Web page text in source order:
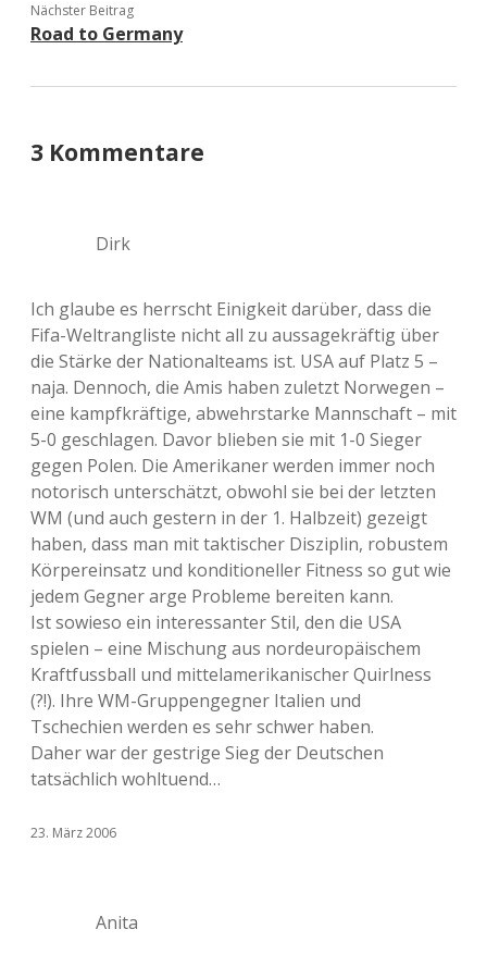
Nächster Beitrag
Road to Germany
3 Kommentare
Dirk
Ich glaube es herrscht Einigkeit darüber, dass die
Fifa-Weltrangliste nicht all zu aussagekräftig über
die Stärke der Nationalteams ist. USA auf Platz 5 –
naja. Dennoch, die Amis haben zuletzt Norwegen –
eine kampfkräftige, abwehrstarke Mannschaft – mit
5-0 geschlagen. Davor blieben sie mit 1-0 Sieger
gegen Polen. Die Amerikaner werden immer noch
notorisch unterschätzt, obwohl sie bei der letzten
WM (und auch gestern in der 1. Halbzeit) gezeigt
haben, dass man mit taktischer Disziplin, robustem
Körpereinsatz und konditioneller Fitness so gut wie
jedem Gegner arge Probleme bereiten kann.
Ist sowieso ein interessanter Stil, den die USA
spielen – eine Mischung aus nordeuropäischem
Kraftfussball und mittelamerikanischer Quirlness
(?!). Ihre WM-Gruppengegner Italien und
Tschechien werden es sehr schwer haben.
Daher war der gestrige Sieg der Deutschen
tatsächlich wohltuend…
23. März 2006
Anita